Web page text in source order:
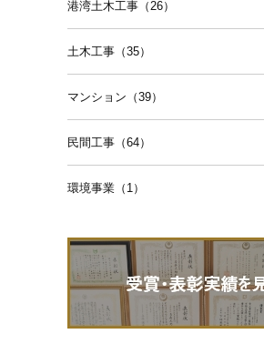
港湾土木工事（26）
土木工事（35）
マンション（39）
民間工事（64）
環境事業（1）